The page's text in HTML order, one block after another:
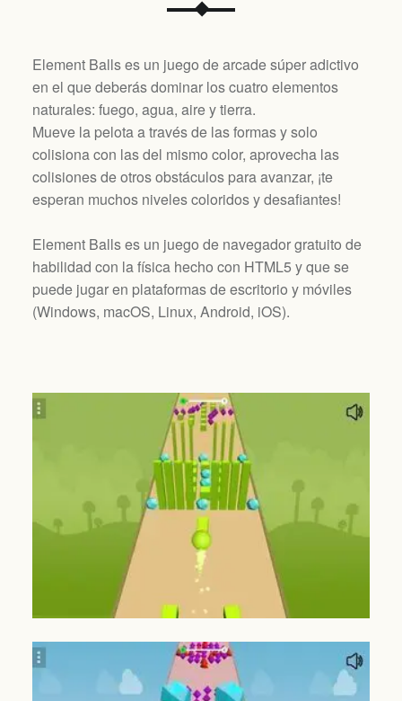
Element Balls es un juego de arcade súper adictivo
en el que deberás dominar los cuatro elementos
naturales: fuego, agua, aire y tierra.
Mueve la pelota a través de las formas y solo
colisiona con las del mismo color, aprovecha las
colisiones de otros obstáculos para avanzar, ¡te
esperan muchos niveles coloridos y desafiantes!
Element Balls es un juego de navegador gratuito de
habilidad con la física hecho con HTML5 y que se
puede jugar en plataformas de escritorio y móviles
(Windows, macOS, Linux, Android, iOS).